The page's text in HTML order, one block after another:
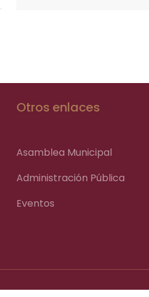
Otros enlaces
Asamblea Municipal
Administración Pública
Eventos